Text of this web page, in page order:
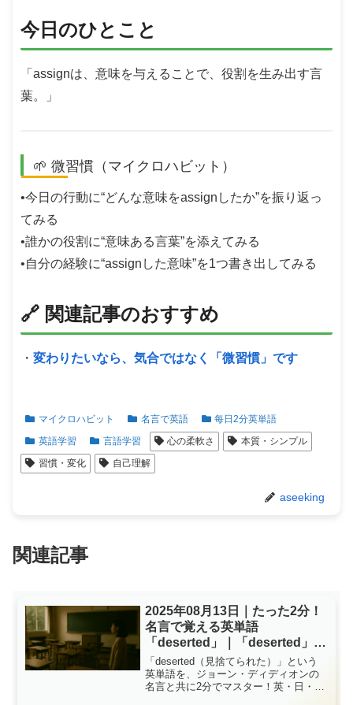
今日のひとこと
「assignは、意味を与えることで、役割を生み出す言
葉。」
🌱 微習慣（マイクロハビット）
•今日の行動に“どんな意味をassignしたか”を振り返っ
てみる
•誰かの役割に“意味ある言葉”を添えてみる
•自分の経験に“assignした意味”を1つ書き出してみる
🔗 関連記事のおすすめ
・ 変わりたいなら、気合ではなく「微習慣」です
マイクロハビット 名言で英語
每日2分英単語
英語学習
言語学習 心の柔軟さ
本質・シンプル
習慣・変化
自己理解
aseeking
関連記事
2025年08月13日｜たった2分！
名言で覚える英単語
「deserted」｜「deserted」が
教える、“見捨てられた場所
に、記憶と再生の兆しが宿る”
「deserted（見捨てられた）」という
英単語を、ジョーン・ディディオンの
名言と共に2分でマスター！英・日・中